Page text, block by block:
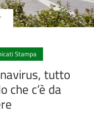
Stampa
tutto
che c’è da